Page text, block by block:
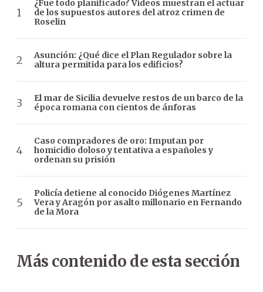
¿Fue todo planificado? Videos muestran el actuar
de los supuestos autores del atroz crimen de
Roselin
Asunción: ¿Qué dice el Plan Regulador sobre la
altura permitida para los edificios?
El mar de Sicilia devuelve restos de un barco de la
época romana con cientos de ánforas
Caso compradores de oro: Imputan por
homicidio doloso y tentativa a españoles y
ordenan su prisión
Policía detiene al conocido Diógenes Martínez
Vera y Aragón por asalto millonario en Fernando
de la Mora
Más contenido de esta sección